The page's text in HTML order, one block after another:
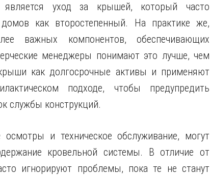
является уход за крышей, который часто
как второстепенный. На практике же,
важных компонентов, обеспечивающих
менеджеры понимают это лучше, чем
как долгосрочные активы и применяют
подходе, чтобы предупредить
службы конструкций.
и техническое обслуживание, могут
кровельной системы. В отличие от
игнорируют проблемы, пока те не станут